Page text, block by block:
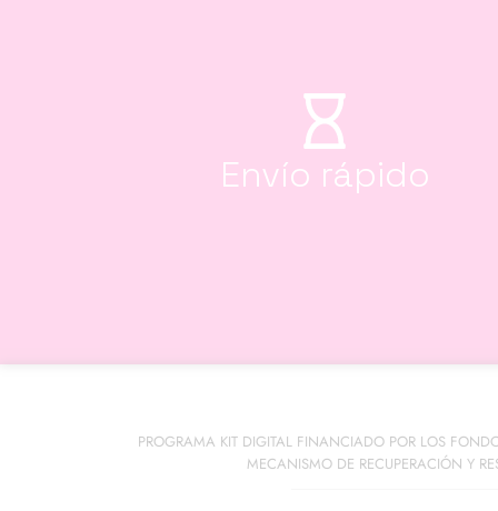
Envío rápido
PROGRAMA KIT DIGITAL FINANCIADO POR LOS
MECANISMO DE RECUPERACIÓN Y